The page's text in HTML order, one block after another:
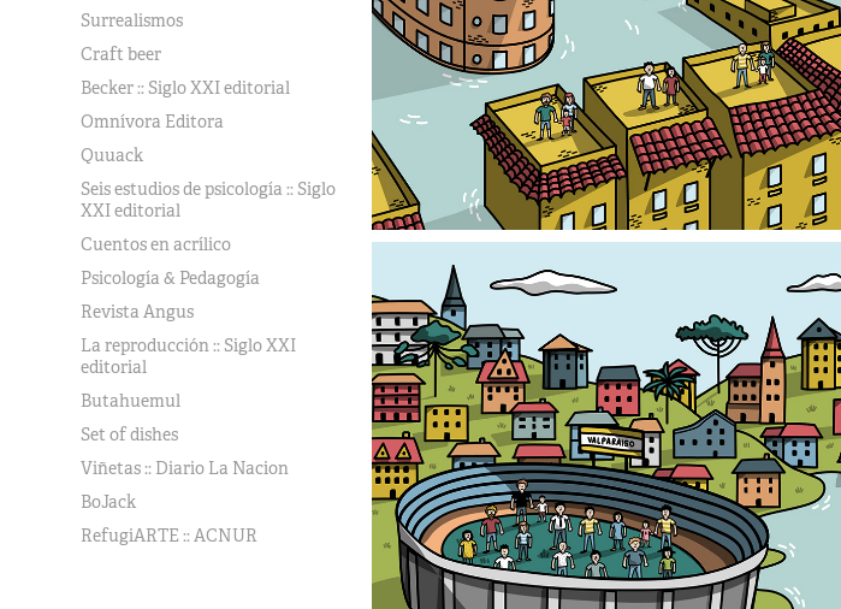
Surrealismos
Craft beer
Becker :: Siglo XXI editorial
Omnívora Editora
Quuack
Seis estudios de psicología :: Siglo
XXI editorial
Cuentos en acrílico
Psicología & Pedagogía
Revista Angus
La reproducción :: Siglo XXI
editorial
Butahuemul
Set of dishes
Viñetas :: Diario La Nacion
BoJack
RefugiARTE :: ACNUR